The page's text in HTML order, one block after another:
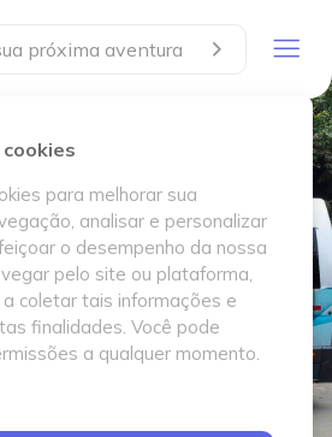
para melhorar sua
analisar e personalizar
o desempenho da nossa
pelo site ou plataforma,
coletar tais informações e
finalidades. Você pode
a qualquer momento.
próxima aventura